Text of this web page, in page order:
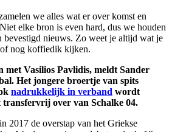
we alles wat er over komst en
elke bron is even hard, dus we houden
bevestigd nieuws. Zo weet je altijd wat je
of nog koffiedik kijken.
met Vasilios Pavlidis, meldt Sander
Het jongere broertje van spits
nadrukkelijk in verband wordt
over van Schalke 04.
2017 de overstap van het Griekse